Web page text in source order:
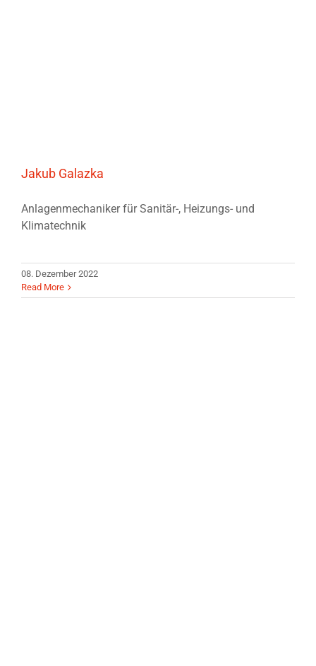
Jakub Galazka
Anlagenmechaniker für Sanitär-, Heizungs- und
Klimatechnik
08. Dezember 2022
Read More